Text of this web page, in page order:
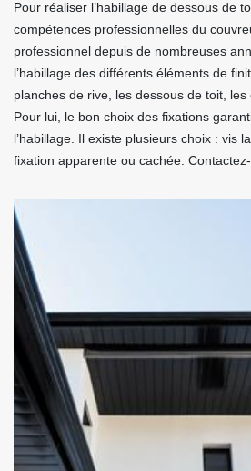
Pour réaliser l’habillage de dessous de
compétences professionnelles du
professionnel depuis de nombreuses
l’habillage des différents éléments de
planches de rive, les dessous de toit, les
Pour lui, le bon choix des fixations
l’habillage. Il existe plusieurs choix : vis
fixation apparente ou cachée.